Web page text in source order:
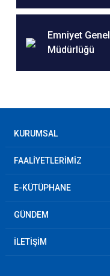
Emniyet Genel
Müdürlüğü
KURUMSAL
FAALİYETLERİMİZ
E-KÜTÜPHANE
GÜNDEM
İLETİŞİM